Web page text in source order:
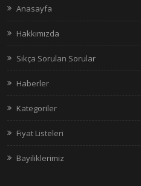
Anasayfa
Hakkımızda
Sıkça Sorulan Sorular
Haberler
Kategoriler
Fiyat Listeleri
Bayiliklerimiz